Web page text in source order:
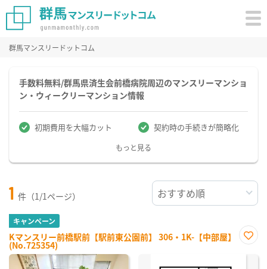
群馬マンスリードットコム
手数料無料/群馬県済生会前橋病院周辺のマンスリーマンショ
ン・ウィークリーマンション情報
初期費用を大幅カット 契約時の手続きが簡略化
もっと見る
1 件（1/1ページ）
キャンペーン
Kマンスリー前橋駅前【駅前東公園前】 306・1K-【中部屋】
(No.725354)
に入